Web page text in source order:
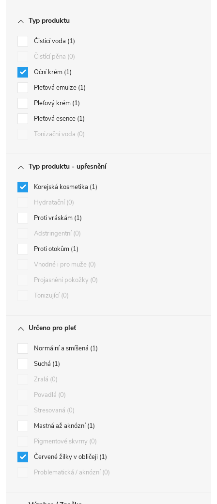
Typ produktu
Čistící voda 1
Čistící pěna 0
Oční krém 1
Pleťová emulze 1
Pleťový krém 1
Pleťová esence 1
Tonizační voda 0
Typ produktu - upřesnění
Korejská kosmetika 1
Hydratační 0
Proti vráskám 1
Adstringentní 0
Proti otokům 1
Vhodné i pro muže 0
Projasnění pokožky 0
Tonizující 0
Určeno pro pleť
Normální a smíšená 1
Suchá 1
Zralá 0
Povadlá 0
Stresovaná 0
Mastná až aknózní 1
Pigmentové skvrny 0
Červené žilky v obličeji 1
Problematická / aknózní 0